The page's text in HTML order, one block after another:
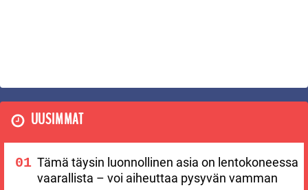
UUSIMMAT
Tämä täysin luonnollinen asia on lentokoneessa
vaarallista – voi aiheuttaa pysyvän vamman